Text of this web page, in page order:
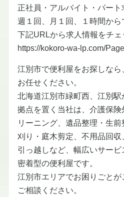
正社員・アルバイト・パート
週１回、月１回、１時間から
下記URLから求人情報をチェ
https://kokoro-wa-lp.com/
江別市で便利屋をお探しな
お任せください。
北海道江別市緑町西、江別
拠点を置く当社は、介護保険
リーニング、遺品整理・生
刈り・庭木剪定、不用品回
引っ越しなど、幅広いサー
密着型の便利屋です。
江別市エリアでお困りごと
ご相談ください。